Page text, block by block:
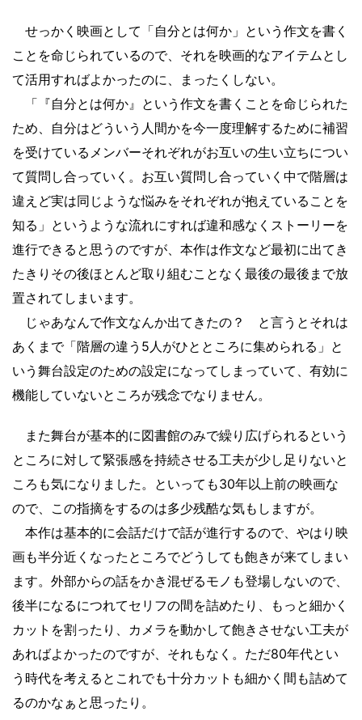
せっかく映画として「自分とは何か」という作文を書く
ことを命じられているので、それを映画的なアイテムとし
て活用すればよかったのに、まったくしない。
「『自分とは何か』という作文を書くことを命じられた
ため、自分はどういう人間かを今一度理解するために補習
を受けているメンバーそれぞれがお互いの生い立ちについ
て質問し合っていく。お互い質問し合っていく中で階層は
違えど実は同じような悩みをそれぞれが抱えていることを
知る」というような流れにすれば違和感なくストーリーを
進行できると思うのですが、本作は作文など最初に出てき
たきりその後ほとんど取り組むことなく最後の最後まで放
置されてしまいます。
じゃあなんで作文なんか出てきたの？ と言うとそれは
あくまで「階層の違う5人がひとところに集められる」と
いう舞台設定のための設定になってしまっていて、有効に
機能していないところが残念でなりません。
また舞台が基本的に図書館のみで繰り広げられるという
ところに対して緊張感を持続させる工夫が少し足りないと
ころも気になりました。といっても30年以上前の映画な
ので、この指摘をするのは多少残酷な気もしますが。
本作は基本的に会話だけで話が進行するので、やはり映
画も半分近くなったところでどうしても飽きが来てしまい
ます。外部からの話をかき混ぜるモノも登場しないので、
後半になるにつれてセリフの間を詰めたり、もっと細かく
カットを割ったり、カメラを動かして飽きさせない工夫が
あればよかったのですが、それもなく。ただ80年代とい
う時代を考えるとこれでも十分カットも細かく間も詰めて
るのかなぁと思ったり。